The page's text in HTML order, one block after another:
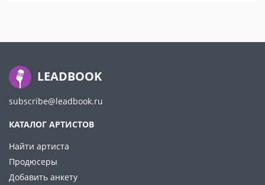
LEADBOOK
subscribe@leadbook.ru
КАТАЛОГ АРТИСТОВ
Найти артиста
Продюсеры
Добавить анкету